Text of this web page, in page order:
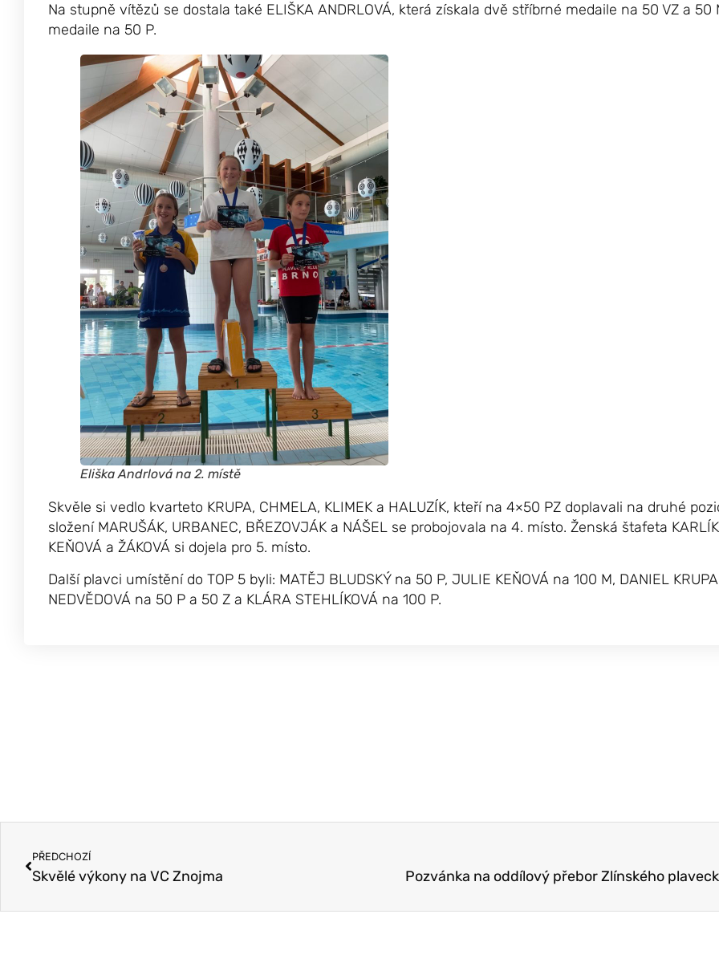
Na stupně vítězů se dostala také ELIŠKA ANDRLOVÁ, která získala dvě stříbrné medaile na 50 VZ a
medaile na 50 P.
Eliška Andrlová na 2. místě
Skvěle si vedlo kvarteto KRUPA, CHMELA, KLIMEK a HALUZÍK, kteří na 4×50 PZ doplavali na druhé
složení MARUŠÁK, URBANEC, BŘEZOVJÁK a NÁŠEL se probojovala na 4. místo. Ženská štafeta
KEŇOVÁ a ŽÁKOVÁ si dojela pro 5. místo.
Další plavci umístění do TOP 5 byli: MATĚJ BLUDSKÝ na 50 P, JULIE KEŇOVÁ na 100 M, DANIEL
NEDVĚDOVÁ na 50 P a 50 Z a KLÁRA STEHLÍKOVÁ na 100 P.
PŘEDCHOZÍ
Skvělé výkony na VC Znojma